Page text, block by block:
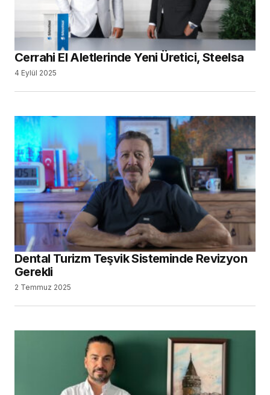
Cerrahi El Aletlerinde Yeni Üretici, Steelsa
4 Eylül 2025
Dental Turizm Teşvik Sisteminde Revizyon
Gerekli
2 Temmuz 2025